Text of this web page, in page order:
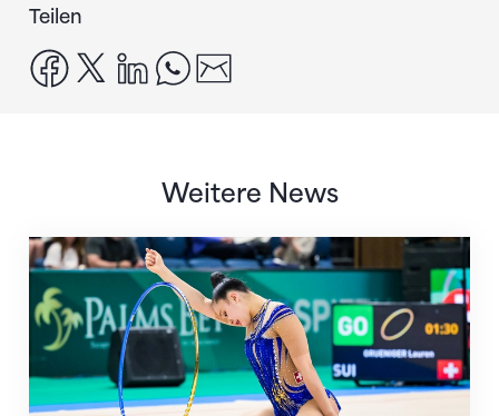
Teilen
facebook
x linkedinwhatsapp
Weitere News
Nächster Halt: Weltmeisterschaft